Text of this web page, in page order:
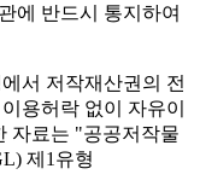
에 반드시 통지하여
서 저작재산권의 전
용허락 없이 자유이
자료는 "공공저작물
제1유형